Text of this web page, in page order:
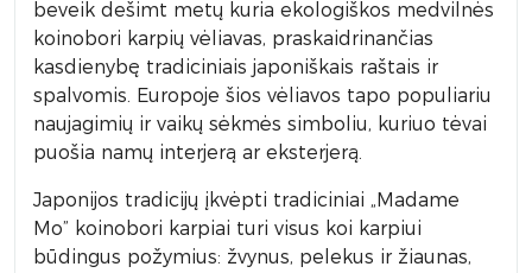
beveik dešimt metų kuria ekologiškos medvilnės
koinobori karpių vėliavas, praskaidrinančias
kasdienybę tradiciniais japoniškais raštais ir
spalvomis. Europoje šios vėliavos tapo populiariu
naujagimių ir vaikų sėkmės simboliu, kuriuo tėvai
puošia namų interjerą ar eksterjerą.
Japonijos tradicijų įkvėpti tradiciniai „Madame
Mo” koinobori karpiai turi visus koi karpiui
būdingus požymius: žvynus, pelekus ir žiaunas,